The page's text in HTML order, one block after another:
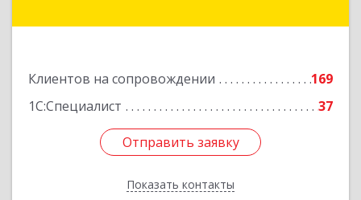
Клиентов на сопровождении
169
1С:Специалист
37
Отправить заявку
Показать контакты
Подробнее
Отправить заявку
Назад